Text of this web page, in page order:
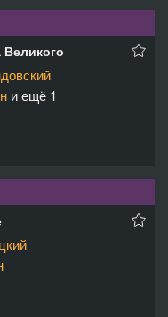
и ещё 1